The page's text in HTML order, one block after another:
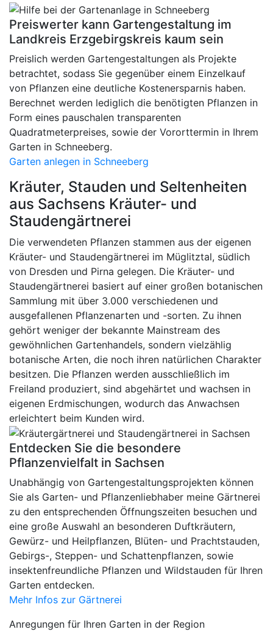
Preiswerter kann Gartengestaltung im
Landkreis Erzgebirgskreis kaum sein
Preislich werden Gartengestaltungen als Projekte
betrachtet, sodass Sie gegenüber einem Einzelkauf
von Pflanzen eine deutliche Kostenersparnis haben.
Berechnet werden lediglich die benötigten Pflanzen in
Form eines pauschalen transparenten
Quadratmeterpreises, sowie der Vororttermin in Ihrem
Garten in Schneeberg.
Garten anlegen in Schneeberg
Kräuter, Stauden und Seltenheiten
aus Sachsens Kräuter- und
Staudengärtnerei
Die verwendeten Pflanzen stammen aus der eigenen
Kräuter- und Staudengärtnerei im Müglitztal, südlich
von Dresden und Pirna gelegen. Die Kräuter- und
Staudengärtnerei basiert auf einer großen botanischen
Sammlung mit über 3.000 verschiedenen und
ausgefallenen Pflanzenarten und -sorten. Zu ihnen
gehört weniger der bekannte Mainstream des
gewöhnlichen Gartenhandels, sondern vielzählig
botanische Arten, die noch ihren natürlichen Charakter
besitzen. Die Pflanzen werden ausschließlich im
Freiland produziert, sind abgehärtet und wachsen in
eigenen Erdmischungen, wodurch das Anwachsen
erleichtert beim Kunden wird.
Entdecken Sie die besondere
Pflanzenvielfalt in Sachsen
Unabhängig von Gartengestaltungsprojekten können
Sie als Garten- und Pflanzenliebhaber meine Gärtnerei
zu den entsprechenden Öffnungszeiten besuchen und
eine große Auswahl an besonderen Duftkräutern,
Gewürz- und Heilpflanzen, Blüten- und Prachtstauden,
Gebirgs-, Steppen- und Schattenpflanzen, sowie
insektenfreundliche Pflanzen und Wildstauden für Ihren
Garten entdecken.
Mehr Infos zur Gärtnerei
Anregungen für Ihren Garten in der Region